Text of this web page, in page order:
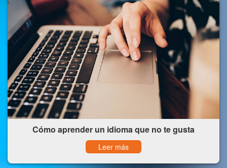
Cómo aprender un idioma que no te gusta
Leer más